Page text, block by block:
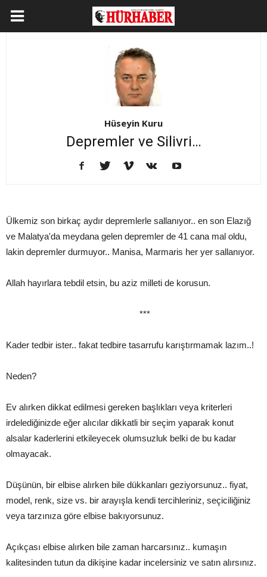
Hüseyin Kuru
Depremler ve Silivri…
Ülkemiz son birkaç aydır depremlerle sallanıyor.. en son Elazığ
ve Malatya'da meydana gelen depremler de 41 cana mal oldu,
lakin depremler durmuyor.. Manisa, Marmaris her yer sallanıyor.
Allah hayırlara tebdil etsin, bu aziz milleti de korusun.
***
Kader tedbir ister.. fakat tedbire tasarrufu karıştırmamak lazım..!
Neden?
Ev alırken dikkat edilmesi gereken başlıkları veya kriterleri
irdelediğinizde eğer alıcılar dikkatli bir seçim yaparak konut
alsalar kaderlerini etkileyecek olumsuzluk belki de bu kadar
olmayacak.
Düşünün, bir elbise alırken bile dükkanları geziyorsunuz.. fiyat,
model, renk, size vs. bir arayışla kendi tercihleriniz, seçiciliğiniz
veya tarzınıza göre elbise bakıyorsunuz.
Açıkçası elbise alırken bile zaman harcarsınız.. kumaşın
kalitesinden tutun da dikişine kadar incelersiniz ve satın alırsınız.